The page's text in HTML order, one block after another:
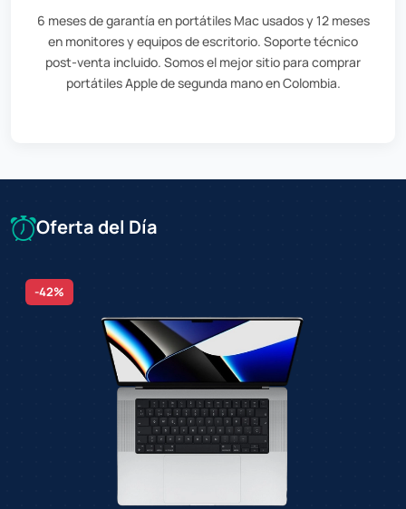
6 meses de garantía en portátiles Mac usados y 12 meses
en monitores y equipos de escritorio. Soporte técnico
post-venta incluido. Somos el mejor sitio para comprar
portátiles Apple de segunda mano en Colombia.
Oferta del Día
-42%